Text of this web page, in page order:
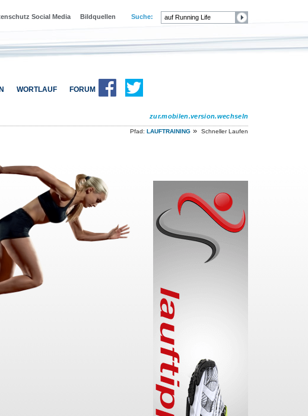
Social Media Bildquellen Suche:
WORTLAUF FORUM
zur.mobilen.version.wechseln
Pfad:LAUFTRAINING » Schneller Laufen